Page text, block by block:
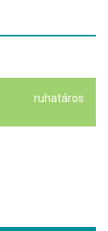
ruhatáros